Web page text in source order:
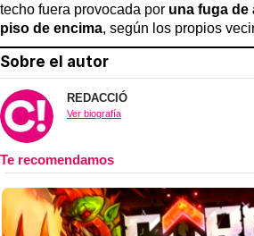
techo fuera provocada por una fuga de
piso de encima, según los propios
Sobre el autor
REDACCIÓ
Ver biografía